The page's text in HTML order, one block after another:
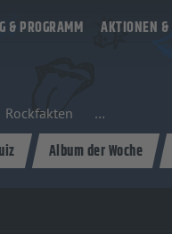
& PROGRAMM AKTIONEN &
Rockfakten
Album der Woche